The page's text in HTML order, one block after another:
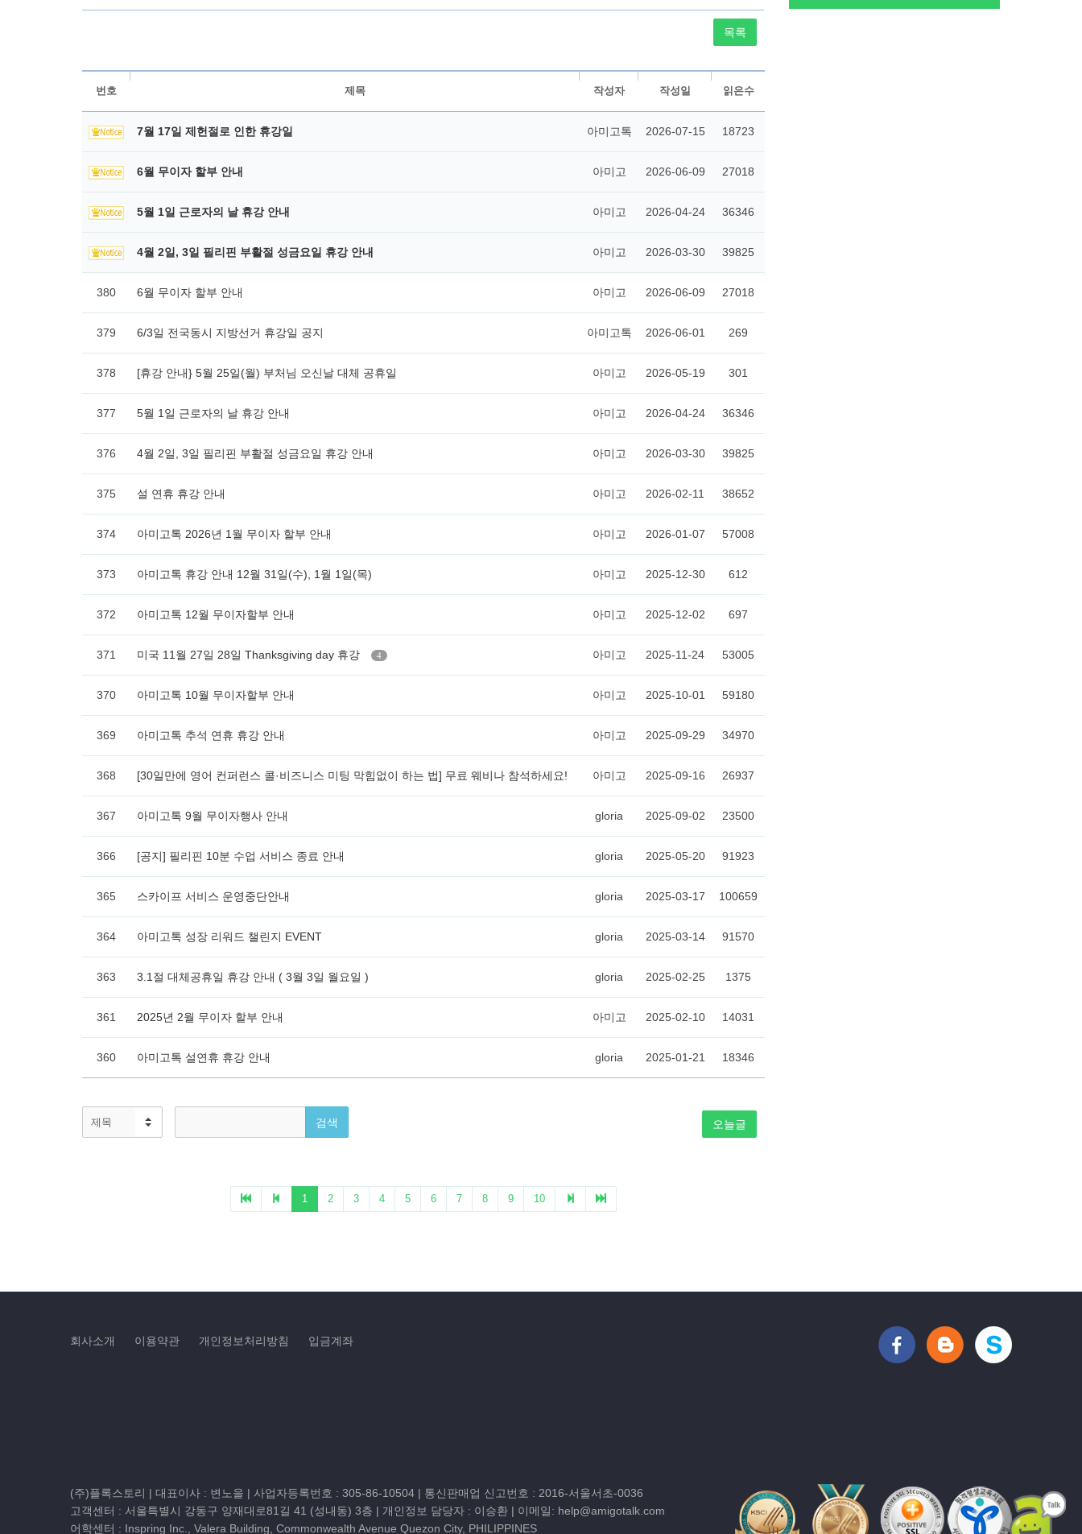
목록
회사소개 이용약관 개인정보처리방침 입금계좌
(주)플록스토리 | 대표이사 : 변노을 | 사업자등록번호 : 305-86-10504 | 통신판매업 신고번호 : 2016-서울서초-0036
고객센터 : 서울특별시 강동구 양재대로81길 41 (성내동) 3층 | 개인정보 담당자 : 이승환 | 이메일: help@amigotalk.com
어학센터 : Inspring Inc., Valera Building, Commonwealth Avenue Quezon City, PHILIPPINES